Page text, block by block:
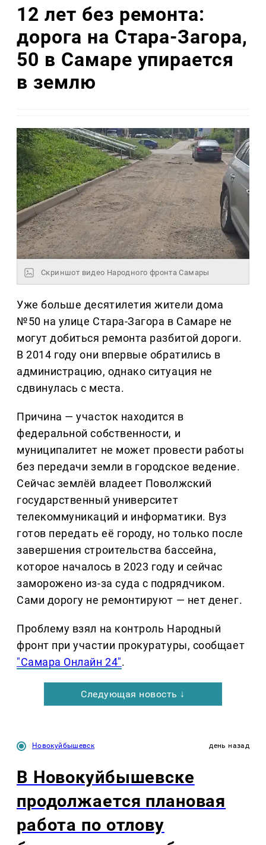
12 лет без ремонта:
дорога на Стара-Загора,
50 в Самаре упирается
в землю
Скриншот видео Народного фронта Самары
Уже больше десятилетия жители дома
№50 на улице Стара-Загора в Самаре не
могут добиться ремонта разбитой дороги.
В 2014 году они впервые обратились в
администрацию, однако ситуация не
сдвинулась с места.
Причина — участок находится в
федеральной собственности, и
муниципалитет не может провести работы
без передачи земли в городское ведение.
Сейчас землёй владеет Поволжский
государственный университет
телекоммуникаций и информатики. Вуз
готов передать её городу, но только после
завершения строительства бассейна,
которое началось в 2023 году и сейчас
заморожено из-за суда с подрядчиком.
Сами дорогу не ремонтируют — нет денег.
Проблему взял на контроль Народный
фронт при участии прокуратуры, сообщает
"Самара Онлайн 24".
Следующая новость ↓
Новокуйбышевск день назад
В Новокуйбышевске
продолжается плановая
работа по отлову